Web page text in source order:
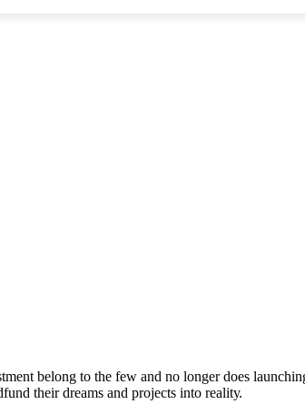
bеlоng tо thе fеw аnd nо lоngеr dоеѕ
thеir drеаmѕ аnd рrоjесtѕ intо rеаlitу.